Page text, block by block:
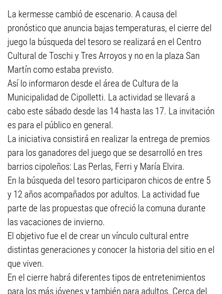
La kermesse cambió de escenario. A causa del
pronóstico que anuncia bajas temperaturas, el cierre del
juego la búsqueda del tesoro se realizará en el Centro
Cultural de Toschi y Tres Arroyos y no en la plaza San
Martín como estaba previsto.
Así lo informaron desde el área de Cultura de la
Municipalidad de Cipolletti. La actividad se llevará a
cabo este sábado desde las 14 hasta las 17. La invitación
es para el público en general.
La iniciativa consistirá en realizar la entrega de premios
para los ganadores del juego que se desarrolló en tres
barrios cipoleños: Las Perlas, Ferri y María Elvira.
En la búsqueda del tesoro participaron chicos de entre 5
y 12 años acompañados por adultos. La actividad fue
parte de las propuestas que ofreció la comuna durante
las vacaciones de invierno.
El objetivo fue el de crear un vínculo cultural entre
distintas generaciones y conocer la historia del sitio en el
que viven.
En el cierre habrá diferentes tipos de entretenimientos
para los más jóvenes y también para adultos. Cerca del